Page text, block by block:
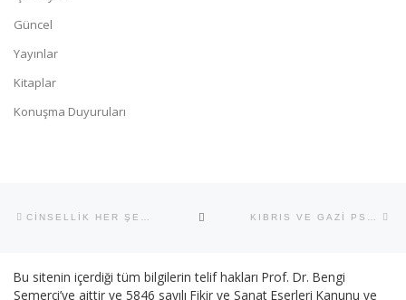
Güncel
Yayınlar
Kitaplar
Konuşma Duyuruları
Yazı dolaşımı
Previous post BACK TO POST LIST
Bu sitenin içerdiği tüm bilgilerin telif hakları Prof. Dr. Bengi
Semerci’ye aittir ve 5846 sayılı Fikir ve Sanat Eserleri Kanunu ve